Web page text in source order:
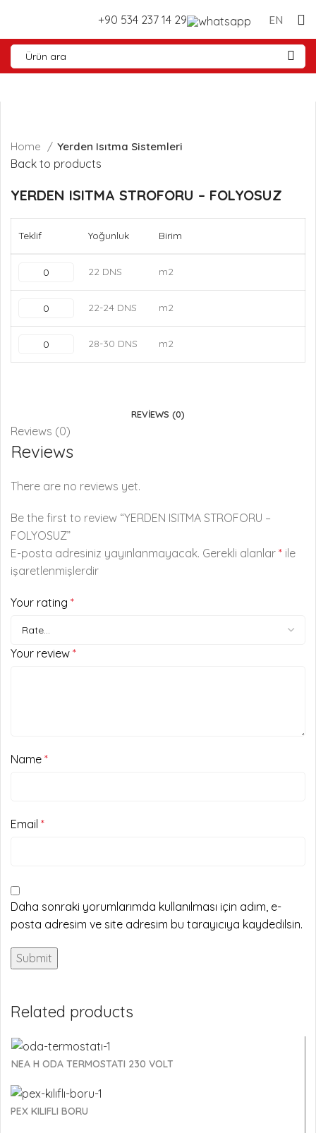
+90 534 237 14 29 EN
Home Yerden Isıtma Sistemleri
Back to products
YERDEN ISITMA STROFORU – FOLYOSUZ
Teklif Yoğunluk Birim
22 DNS m2
22-24 DNS m2
28-30 DNS m2
REVIEWS (0)
Reviews (0)
Reviews
There are no reviews yet.
Be the first to review “YERDEN ISITMA STROFORU –
FOLYOSUZ”
E-posta adresiniz yayınlanmayacak. Gerekli alanlar * ile
işaretlenmişlerdir
Your rating *
Your review *
Name *
Email *
Daha sonraki yorumlarımda kullanılması için adım, e-
posta adresim ve site adresim bu tarayıcıya kaydedilsin.
Related products
NEA H ODA TERMOSTATI 230 VOLT
PEX KILIFLI BORU